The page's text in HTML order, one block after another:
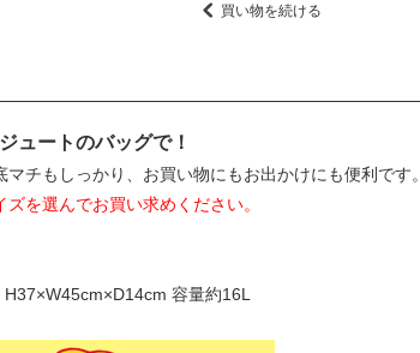
買い物を続ける
ュートのバッグで！
チもしっかり、お買い物にもお出かけにも便利です。
を選んでお買い求めください。
容量約16L